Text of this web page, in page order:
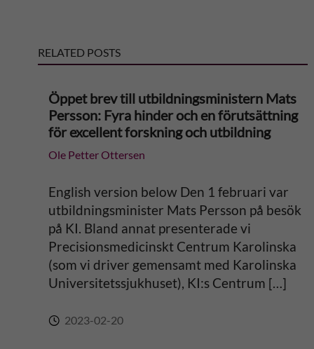
RELATED POSTS
Öppet brev till utbildningsministern Mats
Persson: Fyra hinder och en förutsättning
för excellent forskning och utbildning
Ole Petter Ottersen
English version below Den 1 februari var
utbildningsminister Mats Persson på besök
på KI. Bland annat presenterade vi
Precisionsmedicinskt Centrum Karolinska
(som vi driver gemensamt med Karolinska
Universitetssjukhuset), KI:s Centrum […]
2023-02-20